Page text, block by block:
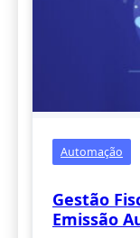
Automação
Gestão
Emissão